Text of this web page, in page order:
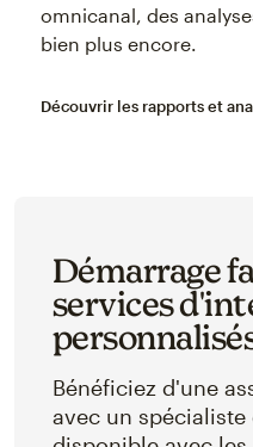
omnicanal, des
bien plus encore.
Découvrir les rapports et
Démarrage
services
Bénéficiez d'une
avec un